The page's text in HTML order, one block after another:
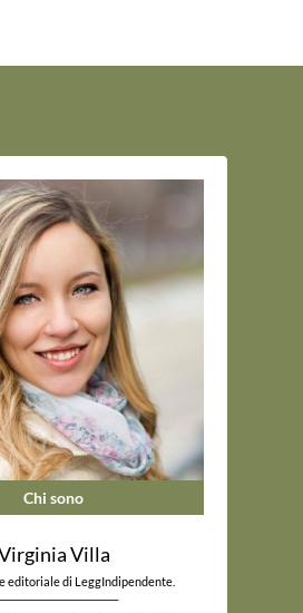
Chi sono
Villa
editoriale di LeggIndipendente.